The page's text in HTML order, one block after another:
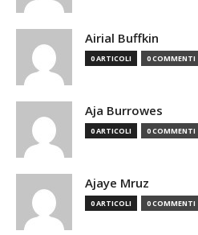
Airial Buffkin
0 ARTICOLI 0 COMMENTI
Aja Burrowes
0 ARTICOLI 0 COMMENTI
Ajaye Mruz
0 ARTICOLI 0 COMMENTI